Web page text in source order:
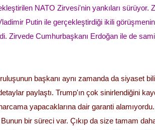
NATO Zirvesi'nin yankıları sürüyor.
Putin ile gerçekleştirdiği ikili
Zirvede Cumhurbaşkanı Erdoğan ile de
başkanı aynı zamanda da siyaset
paylaştı. Trump'ın çok sinirlendiğini
yapacaklarına dair garanti
bir süreci var. Çıkıp da size tamam